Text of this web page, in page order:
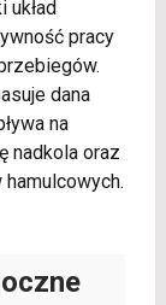
pracy
dana
na
nadkola oraz